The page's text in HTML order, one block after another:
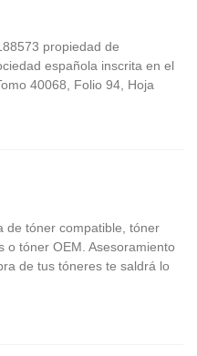
propiedad de
española inscrita en el
40068, Folio 94, Hoja
de tóner compatible, tóner
o tóner OEM. Asesoramiento
de tus tóneres te saldrá lo